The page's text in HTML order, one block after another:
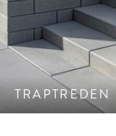
TRAPTREDEN
Keuze in